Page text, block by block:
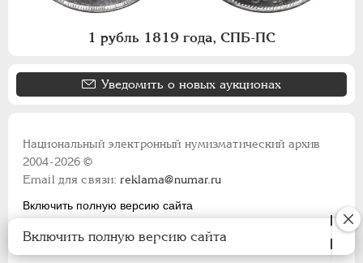
1 рубль 1819 года, СПБ-ПС
Уведомить о новых аукционах
Национальный электронный нумизматический архив
2004-2026 ©
Email для связи:reklama@numar.ru
Включить полную версию сайта
Включить полную версию сайта